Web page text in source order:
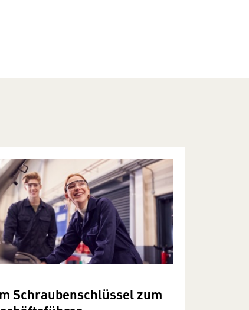
Schraubenschlüssel zum